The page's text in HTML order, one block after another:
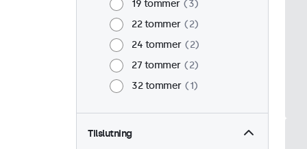
19 tommer
3
22 tommer
2
24 tommer
2
27 tommer
2
32 tommer
1
Tilslutning